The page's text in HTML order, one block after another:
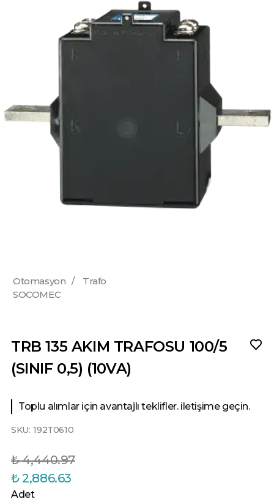
Otomasyon /
Trafo
SOCOMEC
TRB 135 AKIM TRAFOSU 100/5
(SINIF 0,5) (10VA)
Toplu alımlar için avantajlı teklifler. iletişime geçin.
SKU: 192T0610
₺ 4,440.97
₺ 2,886.63
Adet